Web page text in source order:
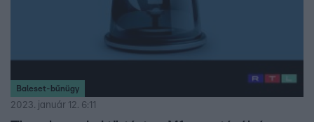
Baleset-bűnügy
2023. január 12. 6:11